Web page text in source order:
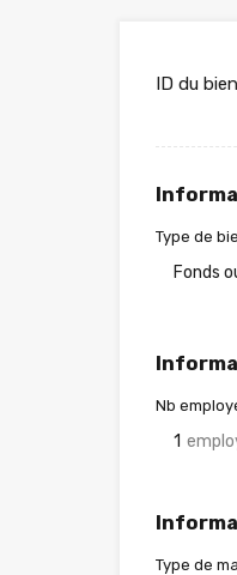
ID du
Type de
Fonds
Nb
1
Type de